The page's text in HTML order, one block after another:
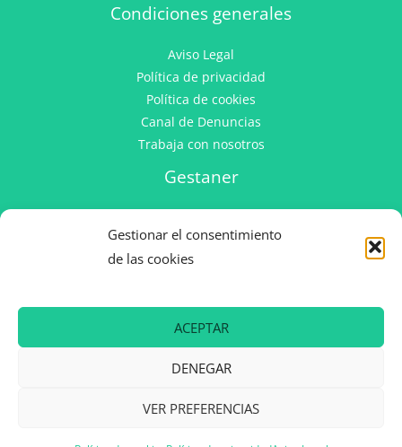
Gestionar el consentimiento
de las cookies
ACEPTAR
DENEGAR
VER PREFERENCIAS
Condiciones generales
Aviso Legal
Política de privacidad
Política de cookies
Canal de Denuncias
Trabaja con nosotros
Gestaner
CP 30100 El Puntal (Murcia)
+34 968 90 48 48
© 2026 Gestaner | Sistemas de Control Energético